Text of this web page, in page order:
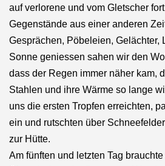
auf verlorene und vom Gletscher
Gegenstände aus einer anderen
Gesprächen, Pöbeleien, Gelächter,
Sonne geniessen sahen wir den
dass der Regen immer näher kam,
Stahlen und ihre Wärme so lange
uns die ersten Tropfen erreichten,
ein und rutschten über
zur Hütte.
Am fünften und letzten Tag